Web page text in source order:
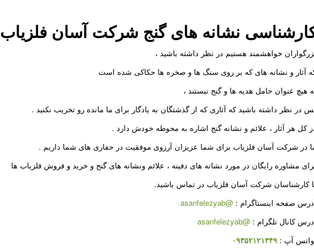
نشانه های گنج شرکتآسان فلزیاب
خواهشمند هستیم در نظر داشته باشید ،
آثار و نشانه های که بر روی سنگ ها و صخره ها حکاکی شده است
هیچ عنوان حامل هدیه ها و گنج نیستند ،
در نظر داشته باشید که آثاری که از گذشتگان به یادگار برای ما مانده رو تخریب نکنید.
کل هر آثار ، علائم و نشانه گنج اشاره به محوطه خودش دارد.
در شرکت آسان فلزیاب برای شما عزیزان آرزوی موفقیت در حفاری های شما داریم .
مشاوره رایگان در مورد نشانه های دفینه ، علائم ونشانه های گنج و خرید و فروش فلزیاب ها
کارشناسان شرکت آسان فلزیاب در تماس باشید.
صفحه اینستاگرام :
@asanfelezyab
کانال تلگرام :
@asanfelezyab
آپ: ۰۹۳۵۲۱۲۱۳۴۹